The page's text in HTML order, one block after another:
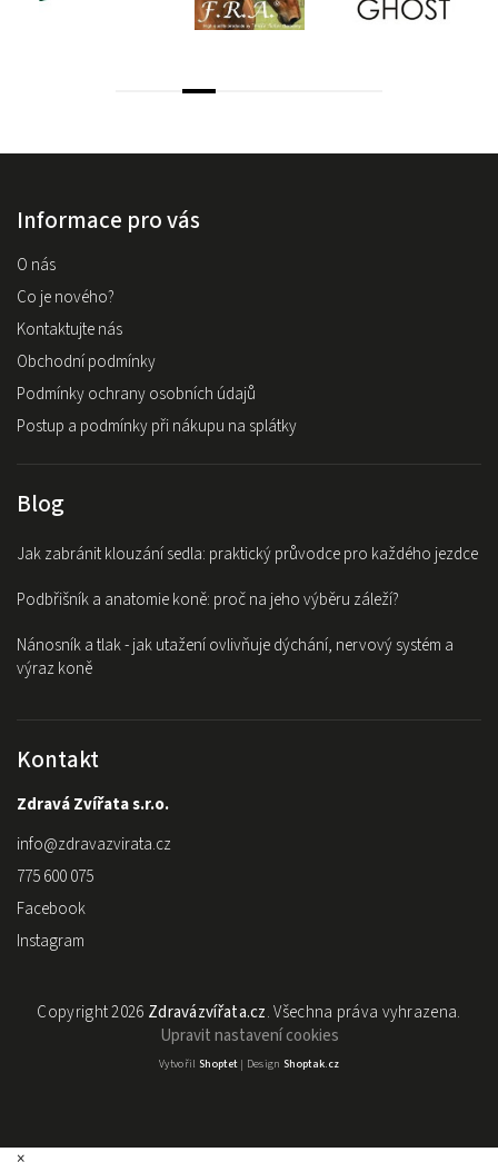
Informace pro vás
O nás
Co je nového?
Kontaktujte nás
Obchodní podmínky
Podmínky ochrany osobních údajů
Postup a podmínky při nákupu na splátky
Blog
Jak zabránit klouzání sedla: praktický průvodce pro každého jezdce
Podbřišník a anatomie koně: proč na jeho výběru záleží?
Nánosník a tlak - jak utažení ovlivňuje dýchání, nervový systém a
výraz koně
Kontakt
Zdravá Zvířata s.r.o.
info@zdravazvirata.cz
775 600 075
Facebook
Instagram
Copyright 2026 Zdravázvířata.cz. Všechna práva vyhrazena.
Upravit nastavení cookies
Vytvořil Shoptet| Design Shoptak.cz